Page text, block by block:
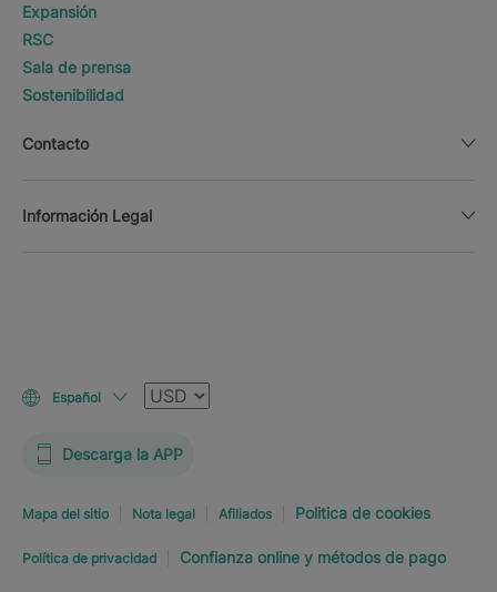
Expansión
RSC
Sala de prensa
Sostenibilidad
Contacto
Información Legal
Español Moneda
Descarga la APP
Mapa del sitio Nota legal Afiliados Politica de cookies
Política de privacidad Confianza online y métodos de pago